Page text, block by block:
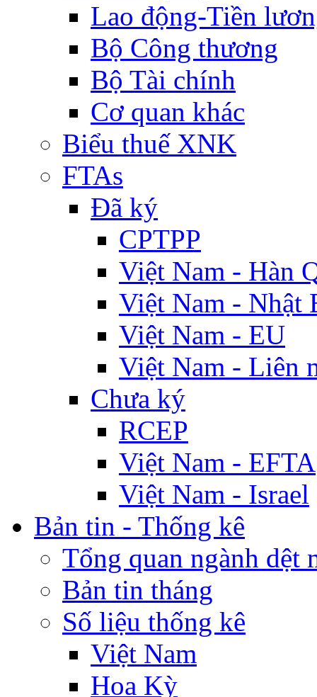
Lao động-Tiền
Bộ Công thương
Bộ Tài chính
Cơ quan khác
Biểu thuế XNK
FTAs
Đã ký
CPTPP
Việt Nam - Hàn
Việt Nam - Nhật
Việt Nam - EU
Việt Nam - Liên
Chưa ký
RCEP
Việt Nam - EFTA
Việt Nam - Israel
Bản tin - Thống kê
Tổng quan ngành dệt
Bản tin tháng
Số liệu thống kê
Việt Nam
Hoa Kỳ